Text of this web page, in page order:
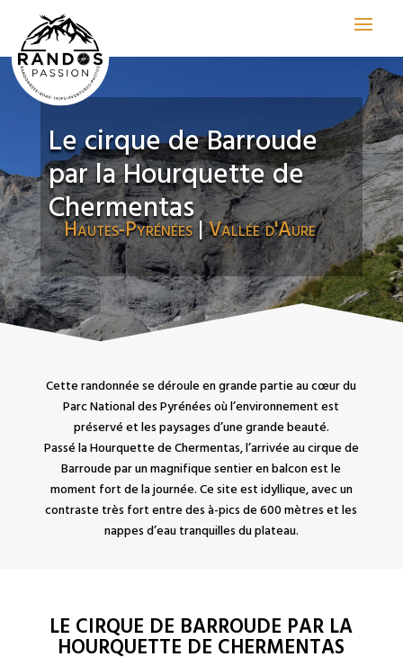
Le cirque de Barroude
par la Hourquette de
Chermentas
Hautes-Pyrénées|Vallée d'Aure
Cette randonnée se déroule en grande partie au cœur du
Parc National des Pyrénées où l’environnement est
préservé et les paysages d’une grande beauté.
Passé la Hourquette de Chermentas, l’arrivée au cirque de
Barroude par un magnifique sentier en balcon est le
moment fort de la journée. Ce site est idyllique, avec un
contraste très fort entre des à-pics de 600 mètres et les
nappes d’eau tranquilles du plateau.
LE CIRQUE DE BARROUDE PAR LA
HOURQUETTE DE CHERMENTAS